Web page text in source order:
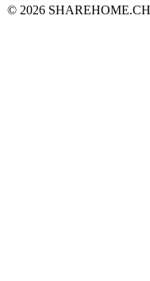
© 2026